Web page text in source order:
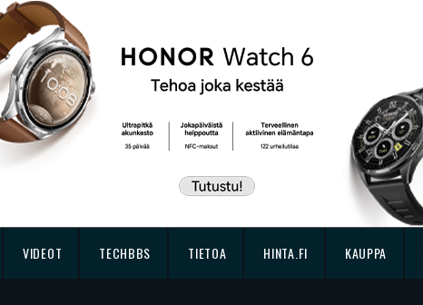
VIDEOT TECHBBS TIETOA HINTA.FI KAUPPA